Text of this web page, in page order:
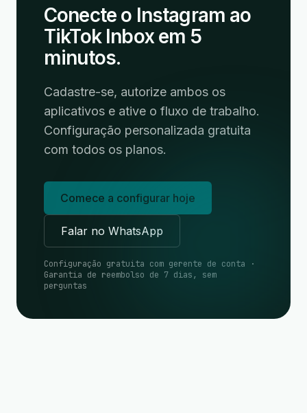
Conecte o Instagram ao
TikTok Inbox em 5
minutos.
Cadastre-se, autorize ambos os
aplicativos e ative o fluxo de trabalho.
Configuração personalizada gratuita
com todos os planos.
Comece a configurar hoje
Falar no WhatsApp
Configuração gratuita com gerente de conta ·
Garantia de reembolso de 7 dias, sem
perguntas